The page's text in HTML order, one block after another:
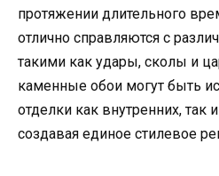
протяжении длительного
отлично справляются с
такими как удары, сколы и
каменные обои могут быть
отделки как внутренних, так
создавая единое стилевое